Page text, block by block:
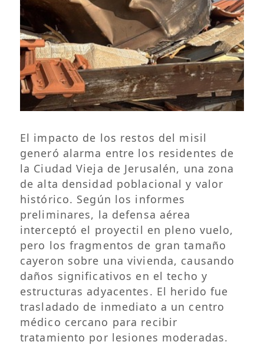
El impacto de los restos del misil
generó alarma entre los residentes de
la Ciudad Vieja de Jerusalén, una zona
de alta densidad poblacional y valor
histórico. Según los informes
preliminares, la defensa aérea
interceptó el proyectil en pleno vuelo,
pero los fragmentos de gran tamaño
cayeron sobre una vivienda, causando
daños significativos en el techo y
estructuras adyacentes. El herido fue
trasladado de inmediato a un centro
médico cercano para recibir
tratamiento por lesiones moderadas.